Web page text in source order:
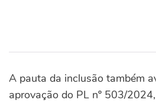
A pauta da inclusão também
aprovação do PL nº 503/